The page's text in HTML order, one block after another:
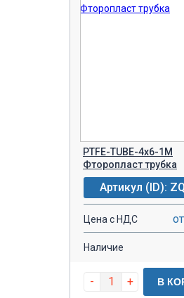
PTFE-TUBE-4x6-1M
Фторопласт трубка
Артикул (ID):
Цена с НДС
Наличие
- + В